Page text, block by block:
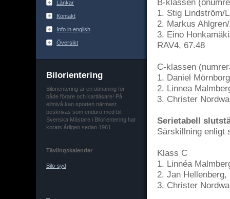
Länkar
Kontakt
Info in english
Översikt
Bilorientering
Bilorientering är en utmaning för
både förare och kartläsare! På
elitnivå kan sporten närmast
beskrivas som enduro med bil.
Svenska Mästare i Bilorientering har
korats årligen sedan 1961.
Tävlingskalender
Bilo-syd
B-klassen
1. Stig Lindström/
2. Markus
3. Eino
RAV4, 67.48
C-klassen
1. Daniel
2. Linnea
3. Christer
Serietabell
Särskillning enligt
Klass C
1. Linnéa
2. Jan
3. Christer